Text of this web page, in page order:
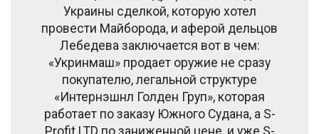
Украины сделкой, которую хотел
провести Майборода, и аферой дельцов
Лебедева заключается вот в чем:
«Укринмаш» продает оружие не сразу
покупателю, легальной структуре
«Интернэшнл Голден Груп», которая
работает по заказу Южного Судана, а S-